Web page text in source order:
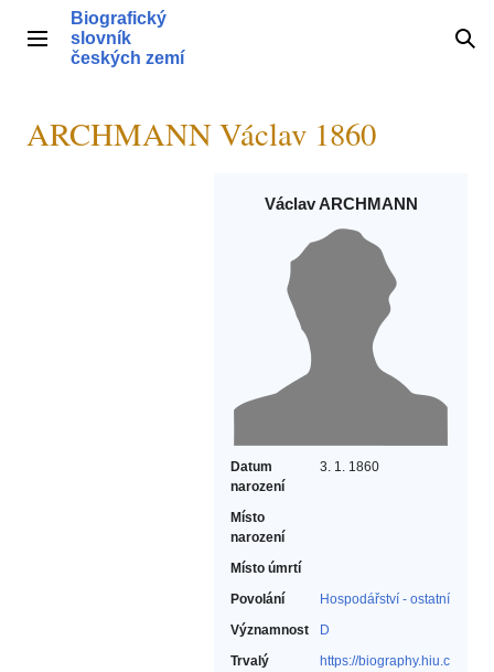
obsahHlavní menu
Biografický
slovník
českých zemí
ARCHMANN Václav 1860
Václav ARCHMANN
Datum
narození
3. 1. 1860
Místo
narození
Místo úmrtí
Povolání
Hospodářství - ostatní‎
Významnost
D
Trvalý
https://biography.hiu.c